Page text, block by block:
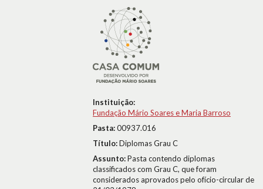
Instituição:
Fundação Mário Soares e Maria Barroso
Pasta:00937.016
Título:Diplomas Grau C
Assunto:Pasta contendo diplomas
classificados com Grau C, que foram
considerados aprovados pelo ofício-circular de